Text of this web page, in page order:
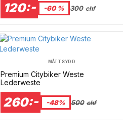
120:- -60 % 300 chf
MÅTTSYDD
Premium Citybiker Weste
Lederweste
260:- -48% 500 chf